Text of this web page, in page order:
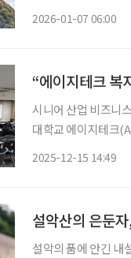
2026-01-07 06:00
“에이지테크 복
시니어 산업 비즈니
대학교 에이지테크
2025-12-15 14:49
설악산의 은둔
설악의 품에 안긴 내